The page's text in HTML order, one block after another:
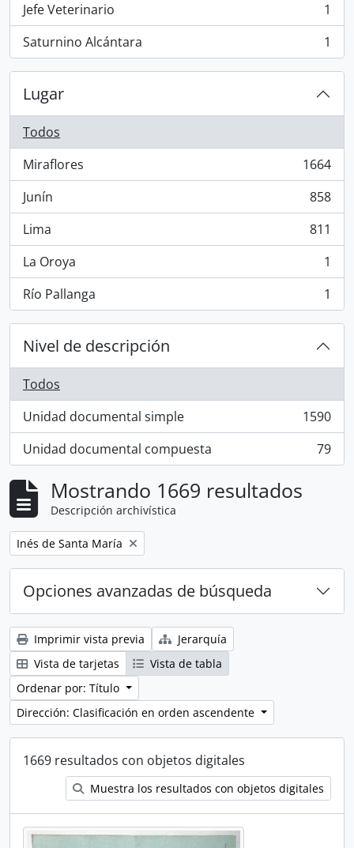
Jefe Veterinario
, 1 resultados
1
Saturnino Alcántara
, 1 resultados 1
Lugar
Todos
Miraflores
, 1664 resultados
1664
Junín
, 858 resultados
858
Lima
, 811 resultados
811
La Oroya
, 1 resultados
1
Río Pallanga
, 1 resultados 1
Nivel de descripción
Todos
Unidad documental simple
, 1590 resultados
1590
Unidad documental compuesta
, 79 resultados 79
Mostrando 1669 resultados
Descripción archivística
Remove filter:
Inés de Santa María
Opciones avanzadas de búsqueda
Imprimir vista previa
Jerarquía
Vista de tarjetas
Vista de tabla
Ordenar por: Título
Dirección: Clasificación en orden ascendente
1669 resultados con objetos digitales
Muestra los resultados con objetos digitales